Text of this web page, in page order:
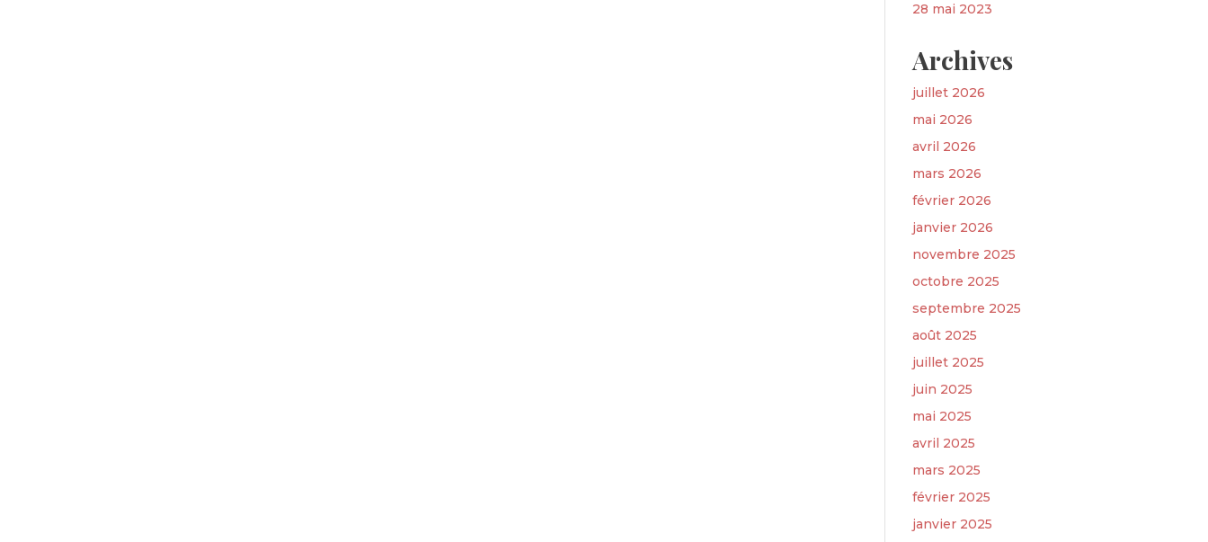
28 mai 2023
Archives
juillet 2026
mai 2026
avril 2026
mars 2026
février 2026
janvier 2026
novembre 2025
octobre 2025
septembre 2025
août 2025
juillet 2025
juin 2025
mai 2025
avril 2025
mars 2025
février 2025
janvier 2025